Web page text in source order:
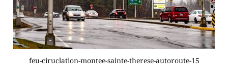
feu-ciruclation-montee-sainte-therese-autoroute-15